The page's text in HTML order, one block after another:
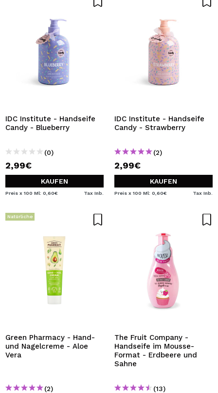
IDC Institute - Handseife
Candy - Blueberry
(0)
2,99€
KAUFEN
Preis x 100 Ml: 0,60€ Tax Inb.
IDC Institute - Handseife
Candy - Strawberry
(2)
2,99€
KAUFEN
Preis x 100 Ml: 0,60€ Tax Inb.
Natürliche
Green Pharmacy - Hand-
und Nagelcreme - Aloe
Vera
(2)
The Fruit Company -
Handseife im Mousse-
Format - Erdbeere und
Sahne
(13)